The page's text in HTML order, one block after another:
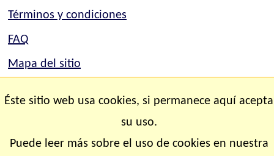
Términos y condiciones
FAQ
Mapa del sitio
Copyright © 2.000-2.028 Fisicanet ® Todos los
Éste sitio web usa cookies, si permanece aquí acepta
su uso.
Puede leer más sobre el uso de cookies en nuestra